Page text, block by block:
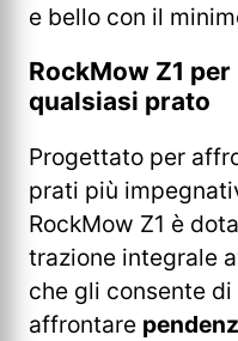
e bello con il
RockMow Z1 per
qualsiasi prato
Progettato per
prati più
RockMow Z1 è
trazione integrale
che gli consente di
affrontare